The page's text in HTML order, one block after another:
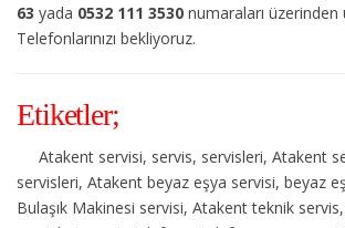
63 yada 0532 111 3530 numaraları üzerinden
Telefonlarınızı bekliyoruz.
Etiketler;
Atakent servisi, servis, servisleri, Atakent
servisleri, Atakent beyaz eşya servisi, beyaz
Bulaşık Makinesi servisi, Atakent teknik